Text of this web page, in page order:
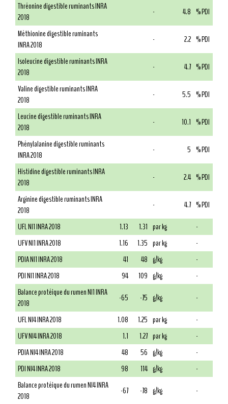
Thréonine digestible ruminants INRA
2018
- 4.8 % PDI
Méthionine digestible ruminants
INRA 2018
- 2.2 % PDI
Isoleucine digestible ruminants INRA
2018
- 4.7 % PDI
Valine digestible ruminants INRA
2018
- 5.5 % PDI
Leucine digestible ruminants INRA
2018
- 10.1 % PDI
Phénylalanine digestible ruminants
INRA 2018
- 5 % PDI
Histidine digestible ruminants INRA
2018
- 2.4 % PDI
Arginine digestible ruminants INRA
2018
- 4.7 % PDI
UFL NI1 INRA 2018
1.13 1.31 par kg
-
UFV NI1 INRA 2018
1.16 1.35 par kg
-
PDIA NI1 INRA 2018
41 48 g/kg
-
PDI NI1 INRA 2018
94 109 g/kg
-
Balance protéique du rumen NI1 INRA
2018
-65 -75 g/kg
-
UFL NI4 INRA 2018
1.08 1.25 par kg
-
UFV NI4 INRA 2018
1.1 1.27 par kg
-
PDIA NI4 INRA 2018
48 56 g/kg
-
PDI NI4 INRA 2018
98 114 g/kg
-
Balance protéique du rumen NI4 INRA
2018
-67 -78 g/kg
-